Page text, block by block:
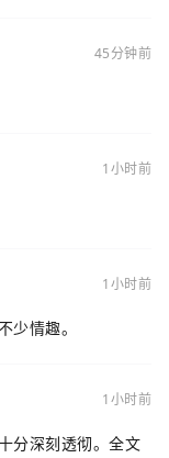
45分钟前
1小时前
1小时前
少情趣。
1小时前
分深刻透彻。全文